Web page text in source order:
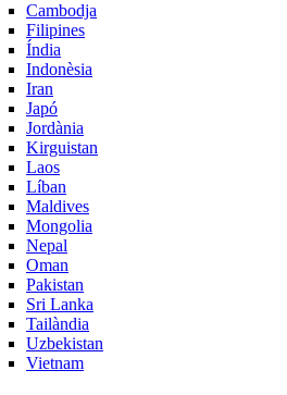
Cambodja
Filipines
Índia
Indonèsia
Iran
Japó
Jordània
Kirguistan
Laos
Líban
Maldives
Mongolia
Nepal
Oman
Pakistan
Sri Lanka
Tailàndia
Uzbekistan
Vietnam